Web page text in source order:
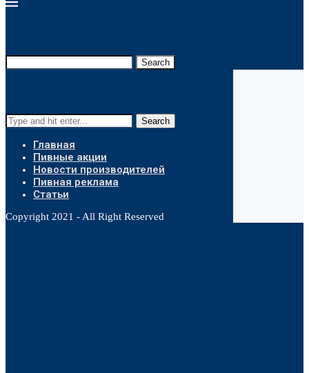
Search
Search
Главная
Пивные акции
Новости производителей
Пивная реклама
Статьи
Copyright 2021 - All Right Reserved